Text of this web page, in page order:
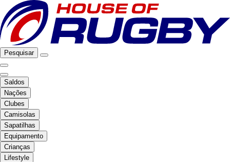
Pesquisar
Saldos
Nações
Clubes
Camisolas
Sapatilhas
Equipamento
Crianças
Lifestyle